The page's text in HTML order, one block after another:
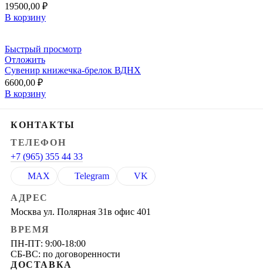
19500,00 ₽
В корзину
Быстрый просмотр
Отложить
Сувенир книжечка-брелок ВДНХ
6600,00 ₽
В корзину
КОНТАКТЫ
ТЕЛЕФОН
+7 (965) 355 44 33
MAX
Telegram VK
АДРЕС
Москва ул. Полярная 31в офис 401
ВРЕМЯ
ПН-ПТ: 9:00-18:00
СБ-ВС: по договоренности
ДОСТАВКА